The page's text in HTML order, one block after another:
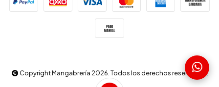
Copyright Mangabrería 2026. Todos los derechos reservados.